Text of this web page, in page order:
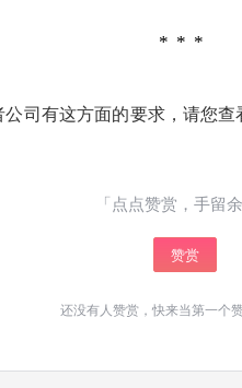
司有这方面的要求，请您查
「点点赞赏，手留余
赞赏
还没有人赞赏，快来当第一个
造讲座
2023年3月
免费，如果
忘记密码？